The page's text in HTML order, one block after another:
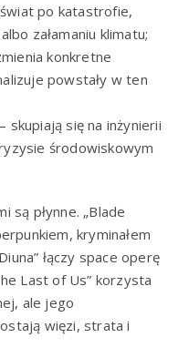
po katastrofie,
załamaniu klimatu;
konkretne
powstały w ten
– skupiają się na inżynierii
środowiskowym
są płynne. „Blade
kryminałem
łączy space operę
Last of Us” korzysta
ale jego
więzi, strata i